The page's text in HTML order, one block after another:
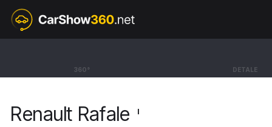
360° DETALE
Renault Rafale
Renault Rafale I